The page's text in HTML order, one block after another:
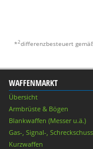
*2differenzbesteuert
WAFFENMARKT
Übersicht
Armbrüste & Bögen
Blankwaffen (Messer u.ä.)
Gas-, Signal-,
Kurzwaffen